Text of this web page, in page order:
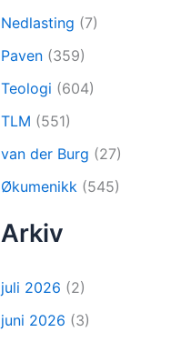
Nedlasting (7)
Paven (359)
Teologi (604)
TLM (551)
van der Burg (27)
Økumenikk (545)
Arkiv
juli 2026 (2)
juni 2026 (3)